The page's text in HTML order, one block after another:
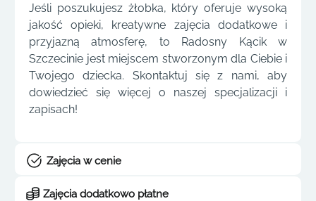
Jeśli poszukujesz żłobka, który oferuje wysoką
jakość opieki, kreatywne zajęcia dodatkowe i
przyjazną atmosferę, to Radosny Kącik w
Szczecinie jest miejscem stworzonym dla Ciebie i
Twojego dziecka. Skontaktuj się z nami, aby
dowiedzieć się więcej o naszej specjalizacji i
zapisach!
Zajęcia w cenie
Zajęcia dodatkowo płatne